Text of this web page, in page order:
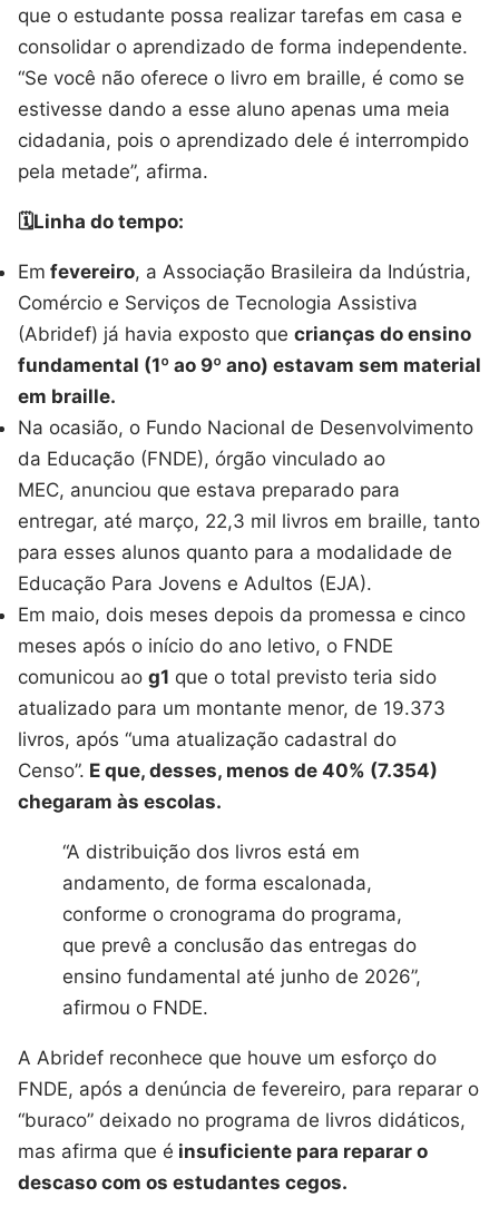
que o estudante possa realizar tarefas em casa e
consolidar o aprendizado de forma independente.
“Se você não oferece o livro em braille, é como se
estivesse dando a esse aluno apenas uma meia
cidadania, pois o aprendizado dele é interrompido
pela metade”, afirma.
🗓️Linha do tempo:
Em fevereiro, a Associação Brasileira da Indústria,
Comércio e Serviços de Tecnologia Assistiva
(Abridef) já havia exposto que crianças do ensino
fundamental (1º ao 9º ano) estavam sem material
em braille.
Na ocasião, o Fundo Nacional de Desenvolvimento
da Educação (FNDE), órgão vinculado ao
MEC, anunciou que estava preparado para
entregar, até março, 22,3 mil livros em braille, tanto
para esses alunos quanto para a modalidade de
Educação Para Jovens e Adultos (EJA).
Em maio, dois meses depois da promessa e cinco
meses após o início do ano letivo, o FNDE
comunicou ao g1 que o total previsto teria sido
atualizado para um montante menor, de 19.373
livros, após “uma atualização cadastral do
Censo”. E que, desses, menos de 40% (7.354)
chegaram às escolas.
“A distribuição dos livros está em
andamento, de forma escalonada,
conforme o cronograma do programa,
que prevê a conclusão das entregas do
ensino fundamental até junho de 2026”,
afirmou o FNDE.
A Abridef reconhece que houve um esforço do
FNDE, após a denúncia de fevereiro, para reparar o
“buraco” deixado no programa de livros didáticos,
mas afirma que é insuficiente para reparar o
descaso com os estudantes cegos.